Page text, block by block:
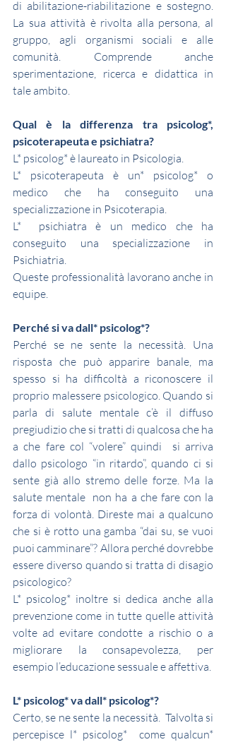
di abilitazione-riabilitazione e sostegno.
La sua attività è rivolta alla persona, al
gruppo, agli organismi sociali e alle
comunità. Comprende anche
sperimentazione, ricerca e didattica in
tale ambito.
Qual è la differenza tra psicolog*,
psicoterapeuta e psichiatra?
L* psicolog* è laureato in Psicologia.
L* psicoterapeuta è un* psicolog* o
medico che ha conseguito una
specializzazione in Psicoterapia.
L*  psichiatra è un medico che ha
conseguito una specializzazione in
Psichiatria.
Queste professionalità lavorano anche in
equipe.
Perché si va dall* psicolog*?
Perché se ne sente la necessità. Una
risposta che può apparire banale, ma
spesso si ha difficoltà a riconoscere il
proprio malessere psicologico. Quando si
parla di salute mentale c’è il diffuso
pregiudizio che si tratti di qualcosa che ha
a che fare col “volere” quindi  si arriva
dallo psicologo “in ritardo”, quando ci si
sente già allo stremo delle forze. Ma la
salute mentale  non ha a che fare con la
forza di volontà. Direste mai a qualcuno
che si è rotto una gamba “dai su, se vuoi
puoi camminare”? Allora perché dovrebbe
essere diverso quando si tratta di disagio
psicologico?
L* psicolog* inoltre si dedica anche alla
prevenzione come in tutte quelle attività
volte ad evitare condotte a rischio o a
migliorare la consapevolezza, per
esempio l’educazione sessuale e affettiva.
L* psicolog* va dall* psicolog*?
Certo, se ne sente la necessità.  Talvolta si
percepisce l* psicolog*  come qualcun*